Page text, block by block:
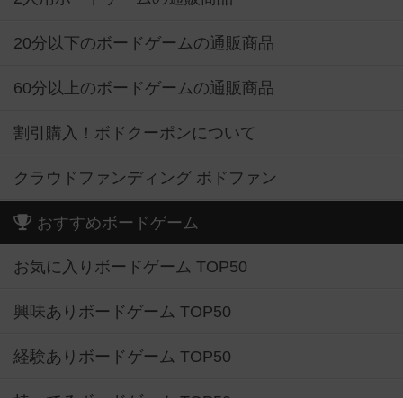
20分以下のボードゲームの通販商品
60分以上のボードゲームの通販商品
割引購入！ボドクーポンについて
クラウドファンディング ボドファン
おすすめボードゲーム
お気に入りボードゲーム TOP50
興味ありボードゲーム TOP50
経験ありボードゲーム TOP50